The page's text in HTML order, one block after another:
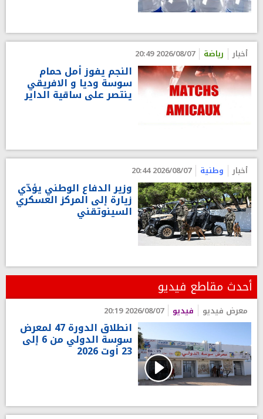
أخبار رياضة 2026/08/07 20:49
النجم يفوز أمل حمام
سوسة وديا و الافريقي
ينتصر على ساقية الداير
أخبار وطنية 2026/08/07 20:44
وزير الدفاع الوطني يؤدّي
زيارة إلى المركز العسكري
السينوتقني
أحدث مقاطع فيديو
معرض فيديو فيديو 2026/08/07 20:19
انطلاق الدورة 47 لمعرض
سوسة الدولي من 6 إلى
23 أوت 2026